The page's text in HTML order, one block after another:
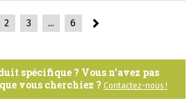
2 3 ... 6
spécifique ? Vous n’avez pas
vous cherchiez ? Contactez-nous !